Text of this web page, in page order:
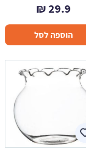
29.9
₪
הוספה לסל